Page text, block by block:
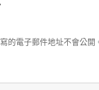
的電子郵件地址不會公開